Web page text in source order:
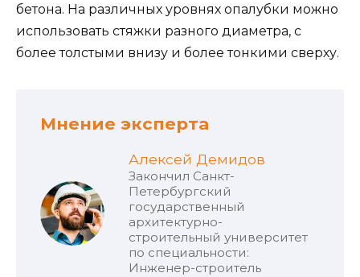
бетона. На различных уровнях опалубки можно
использовать стяжки разного диаметра, с
более толстыми внизу и более тонкими сверху.
Мнение эксперта
Алексей Демидов
Закончил Санкт-
Петербургский
государственный
архитектурно-
строительный университет
по специальности:
Инженер-строитель